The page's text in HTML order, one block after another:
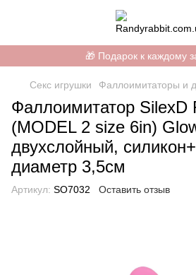
🎁 Подарок к каждому
Секс игрушки Фаллоимитаторы и
Фаллоимитатор SilexD
(MODEL 2 size 6in)
двухслойный,
диаметр 3,5см
Артикул: SO7032 Оставить отзыв